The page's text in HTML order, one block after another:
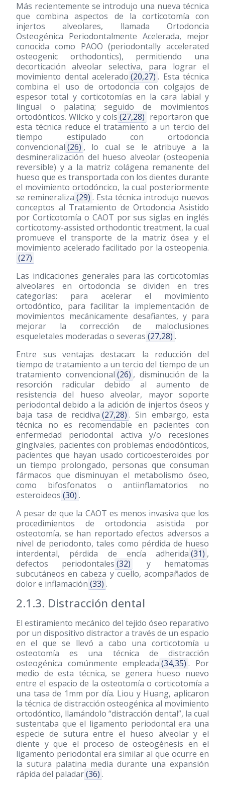
Más recientemente se introdujo una nueva técnica
que combina aspectos de la corticotomía con
injertos alveolares, llamada Ortodoncia
Osteogénica Periodontalmente Acelerada, mejor
conocida como PAOO (periodontally accelerated
osteogenic orthodontics), permitiendo una
decorticación alveolar selectiva, para lograr el
movimiento dental acelerado (20,27) . Esta técnica
combina el uso de ortodoncia con colgajos de
espesor total y corticotomías en la cara labial y
lingual o palatina; seguido de movimientos
ortodónticos. Wilcko y cols (27,28) reportaron que
esta técnica reduce el tratamiento a un tercio del
tiempo estipulado con ortodoncia
convencional (26) , lo cual se le atribuye a la
desmineralización del hueso alveolar (osteopenia
reversible) y a la matriz colágena remanente del
hueso que es transportada con los dientes durante
el movimiento ortodóncico, la cual posteriormente
se remineraliza (29) . Esta técnica introdujo nuevos
conceptos al Tratamiento de Ortodoncia Asistido
por Corticotomía o CAOT por sus siglas en inglés
corticotomy-assisted orthodontic treatment, la cual
promueve el transporte de la matriz ósea y el
movimiento acelerado facilitado por la osteopenia.
(27)
Las indicaciones generales para las corticotomías
alveolares en ortodoncia se dividen en tres
categorías: para acelerar el movimiento
ortodóntico, para facilitar la implementación de
movimientos mecánicamente desafiantes, y para
mejorar la corrección de maloclusiones
esqueletales moderadas o severas (27,28) .
Entre sus ventajas destacan: la reducción del
tiempo de tratamiento a un tercio del tiempo de un
tratamiento convencional (26) , disminución de la
resorción radicular debido al aumento de
resistencia del hueso alveolar, mayor soporte
periodontal debido a la adición de injertos óseos y
baja tasa de recidiva (27,28) . Sin embargo, esta
técnica no es recomendable en pacientes con
enfermedad periodontal activa y/o recesiones
gingivales, pacientes con problemas endodónticos,
pacientes que hayan usado corticoesteroides por
un tiempo prolongado, personas que consuman
fármacos que disminuyan el metabolismo óseo,
como bifosfonatos o antiinflamatorios no
esteroideos (30) .
A pesar de que la CAOT es menos invasiva que los
procedimientos de ortodoncia asistida por
osteotomía, se han reportado efectos adversos a
nivel de periodonto, tales como pérdida de hueso
interdental, pérdida de encía adherida (31) ,
defectos periodontales (32)
y hematomas
subcutáneos en cabeza y cuello, acompañados de
dolor e inflamación (33) .
2.1.3. Distracción dental
El estiramiento mecánico del tejido óseo reparativo
por un dispositivo distractor a través de un espacio
en el que se llevó a cabo una corticotomía u
osteotomía es una técnica de distracción
osteogénica comúnmente empleada (34,35) . Por
medio de esta técnica, se genera hueso nuevo
entre el espacio de la osteotomía o corticotomía a
una tasa de 1mm por día. Liou y Huang, aplicaron
la técnica de distracción osteogénica al movimiento
ortodóntico, llamándolo “distracción dental”, la cual
sustentaba que el ligamento periodontal era una
especie de sutura entre el hueso alveolar y el
diente y que el proceso de osteogénesis en el
ligamento periodontal era similar al que ocurre en
la sutura palatina media durante una expansión
rápida del paladar(36) .